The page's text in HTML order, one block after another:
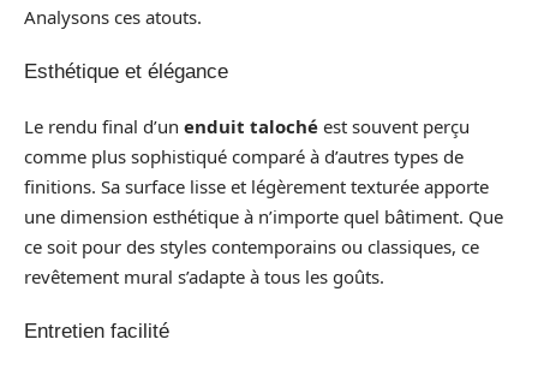
Analysons ces atouts.
Esthétique et élégance
Le rendu final d’un enduit taloché est souvent perçu
comme plus sophistiqué comparé à d’autres types de
finitions. Sa surface lisse et légèrement texturée apporte
une dimension esthétique à n’importe quel bâtiment. Que
ce soit pour des styles contemporains ou classiques, ce
revêtement mural s’adapte à tous les goûts.
Entretien facilité